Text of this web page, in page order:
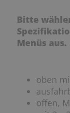
Bitte
Menüs aus.
oben
offen,